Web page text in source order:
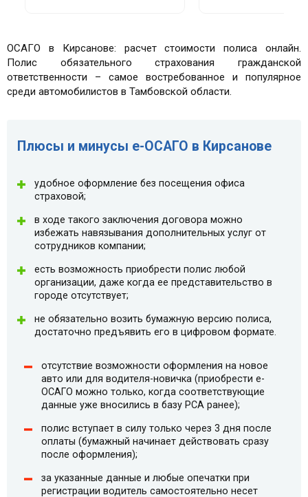
ОСАГО в Кирсанове: расчет стоимости полиса онлайн.
Полис обязательного страхования гражданской
ответственности – самое востребованное и популярное
среди автомобилистов в Тамбовской области.
Плюсы и минусы e-ОСАГО в Кирсанове
удобное оформление без посещения офиса
страховой;
в ходе такого заключения договора можно
избежать навязывания дополнительных услуг от
сотрудников компании;
есть возможность приобрести полис любой
организации, даже когда ее представительство в
городе отсутствует;
не обязательно возить бумажную версию полиса,
достаточно предъявить его в цифровом формате.
отсутствие возможности оформления на новое
авто или для водителя-новичка (приобрести e-
ОСАГО можно только, когда соответствующие
данные уже вносились в базу РСА ранее);
полис вступает в силу только через 3 дня после
оплаты (бумажный начинает действовать сразу
после оформления);
за указанные данные и любые опечатки при
регистрации водитель самостоятельно несет